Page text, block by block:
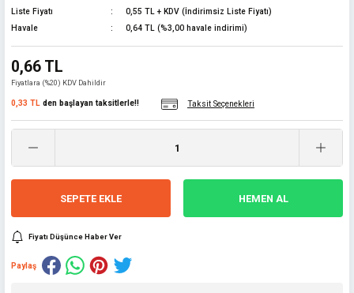
Liste Fiyatı
0,55 TL + KDV (İndirimsiz Liste Fiyatı)
Havale
0,64 TL (%3,00 havale indirimi)
0,66 TL
Fiyatlara (%20) KDV Dahildir
0,33 TL den başlayan taksitlerle!! Taksit Seçenekleri
SEPETE EKLE HEMEN AL
Fiyatı Düşünce Haber Ver
Paylaş